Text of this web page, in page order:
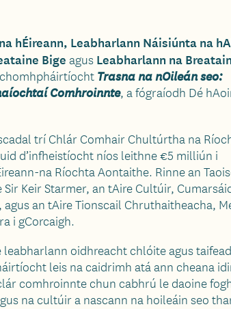
hÉireann, Leabharlann Náisiúnta na
BigeagusLeabharlann na
Trasna na nOileán seo:
Comhroinnte, a fógraíodh Dé
trí Chlár Comhair Chultúrtha na
d’infheistíocht níos leithne €5 milliún i
na Ríochta Aontaithe. Rinne an
Keir Starmer, an tAire Cultúir,
an tAire Tionscail Chruthaitheacha,
i gCorcaigh.
oidhreacht chlóite agus
leis na caidrimh atá ann cheana
comhroinnte chun cabhrú le daoine
na cultúir a nascann na hoileáin seo